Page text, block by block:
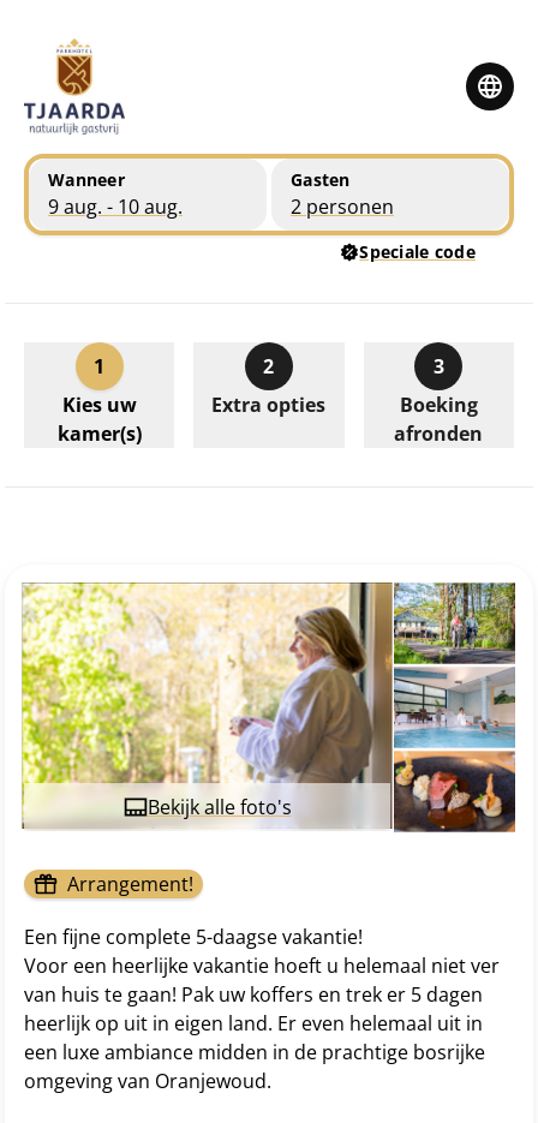
Wanneer
9 aug. - 10 aug.
Gasten
2 personen
Speciale code
1
Kies uw
kamer(s)
2
Extra opties
3
Boeking
afronden
Bekijk alle foto's
Arrangement!
Een fijne complete 5-daagse vakantie!
Voor een heerlijke vakantie hoeft u helemaal niet ver
van huis te gaan! Pak uw koffers en trek er 5 dagen
heerlijk op uit in eigen land. Er even helemaal uit in
een luxe ambiance midden in de prachtige bosrijke
omgeving van Oranjewoud.